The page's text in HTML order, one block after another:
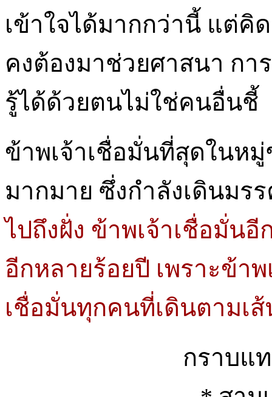
เข้าใจได้มากกว่านี้ แต่คิ
คงต้องมาช่วยศาสนา กา
รู้ได้ด้วยตนไม่ใช่คนอื่นชี้
ข้าพเจ้าเชื่อมั่นที่สุดในห
มากมาย ซึ่งกำลังเดินมร
ไปถึงฝั่ง ข้าพเจ้าเชื่อมั่น
อีกหลายร้อยปี เพราะข้า
เชื่อมั่นทุกคนที่เดินตามเส้
กราบแ